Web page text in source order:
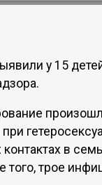
у 15
в
того, трое